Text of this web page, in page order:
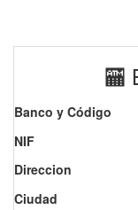
🏧
Banco y Código
NIF
Direccion
Ciudad